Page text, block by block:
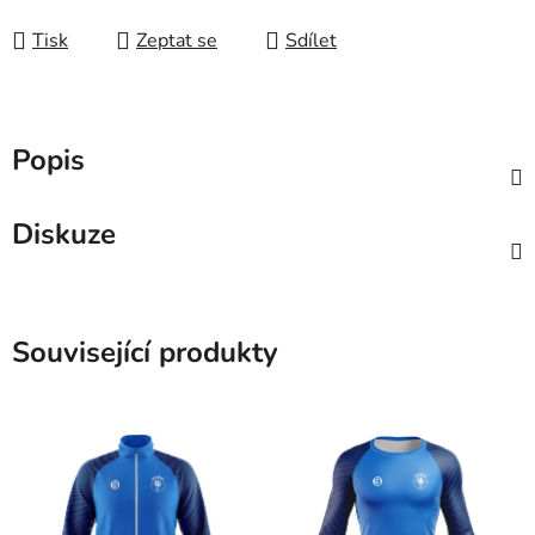
Tisk Zeptat se Sdílet
Popis
Diskuze
Související produkty